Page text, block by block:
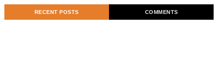
RECENT POSTS COMMENTS